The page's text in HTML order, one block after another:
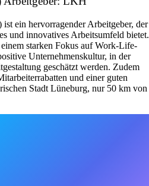
ein hervorragender Arbeitgeber, der
und innovatives Arbeitsumfeld bietet.
starken Fokus auf Work-Life-
Unternehmenskultur, in der
geschätzt werden. Zudem
und einer guten
Stadt Lüneburg, nur 50 km von